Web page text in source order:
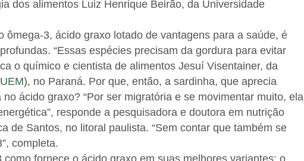
dos alimentos Luiz Henrique Beirão, da Universidade
ômega-3, ácido graxo lotado de vantagens para a saúde, é
“Essas espécies precisam da gordura para evitar
o químico e cientista de alimentos Jesuí Visentainer, da
UEM), no Paraná. Por que, então, a sardinha, que aprecia
ácido graxo? “Por ser migratória e se movimentar muito, ela
responde a pesquisadora e doutora em nutrição
de Santos, no litoral paulista. “Sem contar que também se
completa.